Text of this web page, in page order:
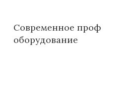
Современное проф
оборудование